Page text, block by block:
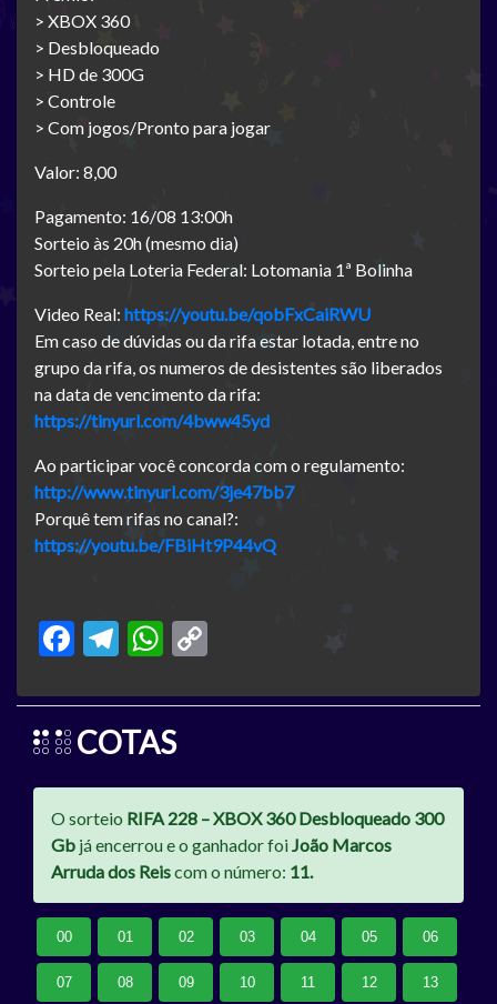
> XBOX 360
> Desbloqueado
> HD de 300G
> Controle
> Com jogos/Pronto para jogar
Valor: 8,00
Pagamento: 16/08 13:00h
Sorteio às 20h (mesmo dia)
Sorteio pela Loteria Federal: Lotomania 1ª Bolinha
Video Real: https://youtu.be/qobFxCaiRWU
Em caso de dúvidas ou da rifa estar lotada, entre no
grupo da rifa, os numeros de desistentes são liberados
na data de vencimento da rifa:
https://tinyurl.com/4bww45yd
Ao participar você concorda com o regulamento:
http://www.tinyurl.com/3je47bb7
Porquê tem rifas no canal?:
https://youtu.be/FBiHt9P44vQ
Facebook
Telegram
WhatsApp
COTAS
O sorteio RIFA 228 – XBOX 360 Desbloqueado 300
Gb já encerrou e o ganhador foiJoão Marcos
Arruda dos Reiscom o número: 11.
00 01 02 03 04 05 06
07 08 09 10 11 12 13